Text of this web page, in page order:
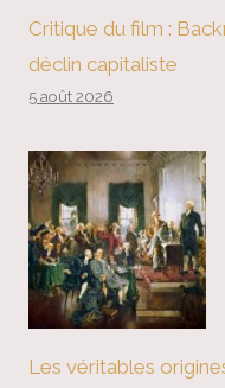
Critique du film :
déclin capitaliste
5 août 2026
Les véritables